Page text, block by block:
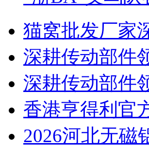
猫窝批发厂家
深耕传动部件
深耕传动部件
香港亨得利官
2026河北无磁